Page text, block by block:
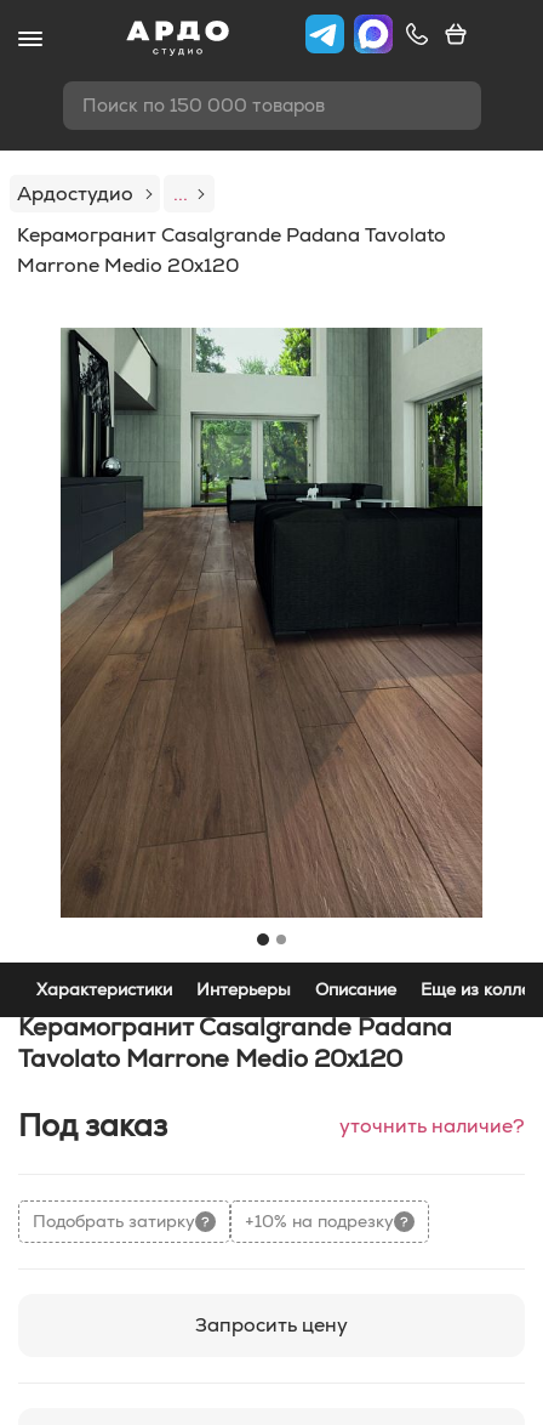
Поиск по 150 000 товаров
Ардостудио
...
Керамогранит Casalgrande Padana Tavolato
Marrone Medio 20x120
Характеристики Интерьеры Описание Еще из
Керамогранит Casalgrande Padana
Tavolato Marrone Medio 20x120
Под заказ уточнить наличие?
Подобрать затирку +10% на подрезку
Запросить цену